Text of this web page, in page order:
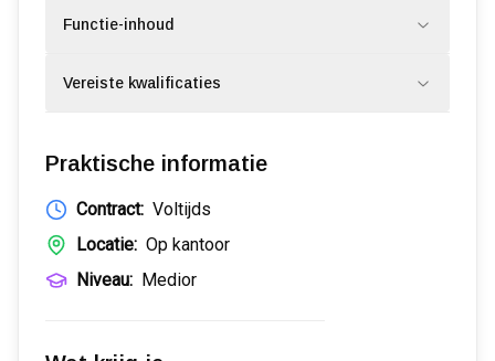
Functie-inhoud
Vereiste kwalificaties
Praktische informatie
Contract: Voltijds
Locatie: Op kantoor
Niveau: Medior